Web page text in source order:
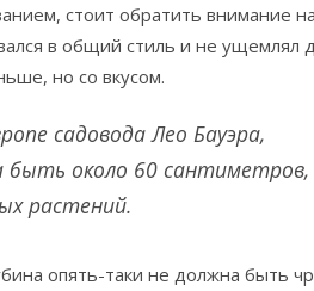
стоит обратить внимание
в общий стиль и не ущемлял
но со вкусом.
садовода Лео Бауэра,
быть около 60
растений.
опять-таки не должна быть